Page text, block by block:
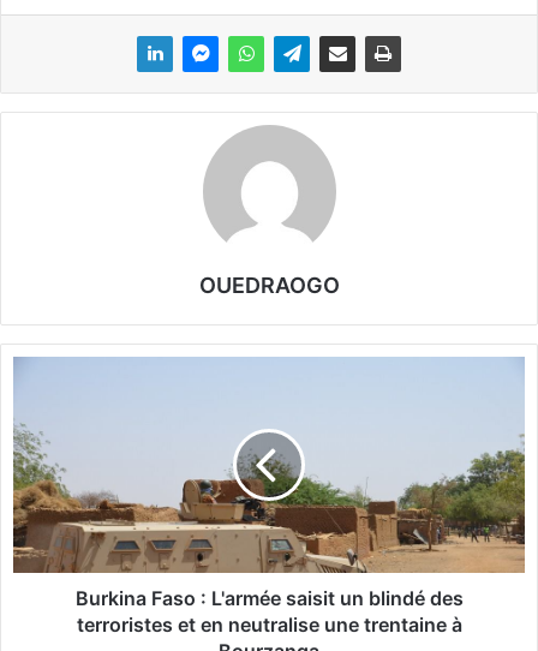
OUEDRAOGO
r
k
i
n
a
F
a
Burkina Faso : L'armée saisit un blindé des
terroristes et en neutralise une trentaine à